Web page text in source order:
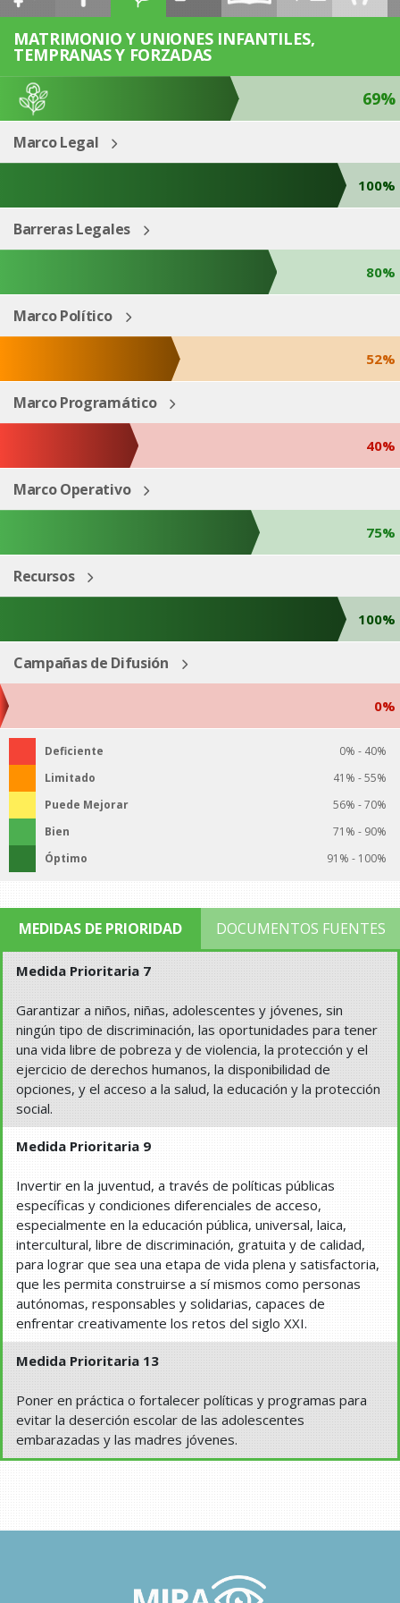
ESP ENG
MATRIMONIO Y UNIONES INFANTILES,
TEMPRANAS Y FORZADAS
69%
Marco Legal
100%
Barreras Legales
80%
Marco Político
52%
Marco Programático
40%
Marco Operativo
75%
Recursos
100%
Campañas de Difusión
0%
Deficiente
0% - 40%
Limitado
41% - 55%
Puede Mejorar
56% - 70%
Bien
71% - 90%
Óptimo
91% - 100%
MEDIDAS DE PRIORIDAD DOCUMENTOS FUENTES
Medida Prioritaria 7
Garantizar a niños, niñas, adolescentes y jóvenes, sin
ningún tipo de discriminación, las oportunidades para tener
una vida libre de pobreza y de violencia, la protección y el
ejercicio de derechos humanos, la disponibilidad de
opciones, y el acceso a la salud, la educación y la protección
social.
Medida Prioritaria 9
Invertir en la juventud, a través de políticas públicas
específicas y condiciones diferenciales de acceso,
especialmente en la educación pública, universal, laica,
intercultural, libre de discriminación, gratuita y de calidad,
para lograr que sea una etapa de vida plena y satisfactoria,
que les permita construirse a sí mismos como personas
autónomas, responsables y solidarias, capaces de
enfrentar creativamente los retos del siglo XXI.
Medida Prioritaria 13
Poner en práctica o fortalecer políticas y programas para
evitar la deserción escolar de las adolescentes
embarazadas y las madres jóvenes.